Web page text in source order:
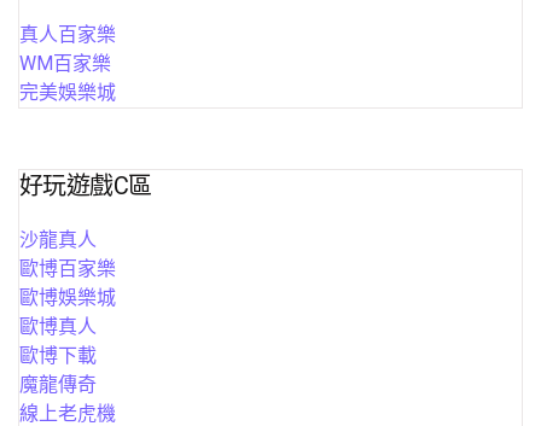
真人百家樂
WM百家樂
完美娛樂城
好玩遊戲C區
沙龍真人
歐博百家樂
歐博娛樂城
歐博真人
歐博下載
魔龍傳奇
線上老虎機